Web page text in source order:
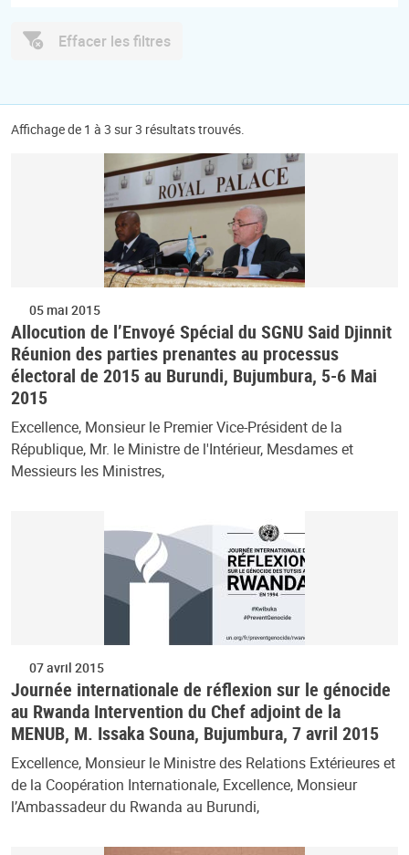
Effacer les filtres
Affichage de 1 à 3 sur 3 résultats trouvés.
05 mai 2015
Allocution de l’Envoyé Spécial du SGNU Said Djinnit
Réunion des parties prenantes au processus
électoral de 2015 au Burundi, Bujumbura, 5-6 Mai
2015
Excellence, Monsieur le Premier Vice-Président de la
République, Mr. le Ministre de l'Intérieur, Mesdames et
Messieurs les Ministres,
07 avril 2015
Journée internationale de réflexion sur le génocide
au Rwanda Intervention du Chef adjoint de la
MENUB, M. Issaka Souna, Bujumbura, 7 avril 2015
Excellence, Monsieur le Ministre des Relations Extérieures et
de la Coopération Internationale, Excellence, Monsieur
l’Ambassadeur du Rwanda au Burundi,